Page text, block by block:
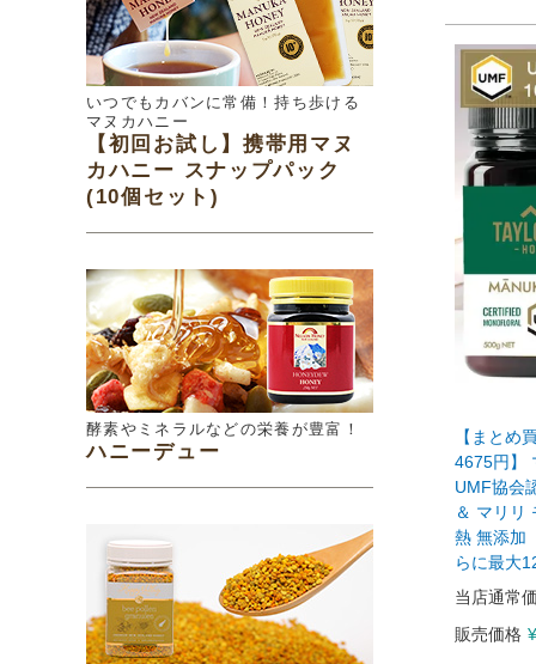
いつでもカバンに常備！持ち歩ける
マヌカハニー
【初回お試し】携帯用マヌ
カハニー スナップパック
(10個セット)
酵素やミネラルなどの栄養が豊富！
ハニーデュー
【まとめ
4675円】
UMF協会
＆ マリリ
熱 無添加
らに最大
当店通常
販売価格 ¥